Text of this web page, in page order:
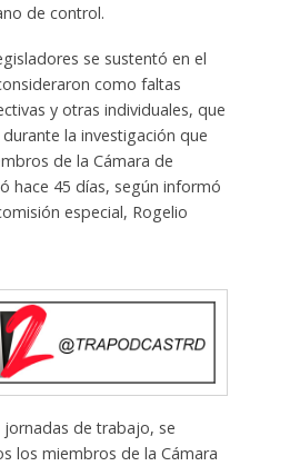
de control.
se sustentó en el
como faltas
y otras individuales, que
la investigación que
de la Cámara de
hace 45 días, según informó
especial, Rogelio
jornadas de trabajo, se
los miembros de la Cámara